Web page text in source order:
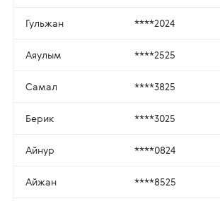
Гульжан ****2024
Аяулым ****2525
Самал ****3825
Берик ****3025
Айнур ****0824
Айжан ****8525